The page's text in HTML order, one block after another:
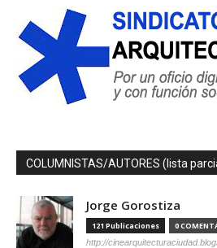
COLUMNISTAS/AUTORES (lista
Jorge Gorostiza
121 Publicaciones 0
http://